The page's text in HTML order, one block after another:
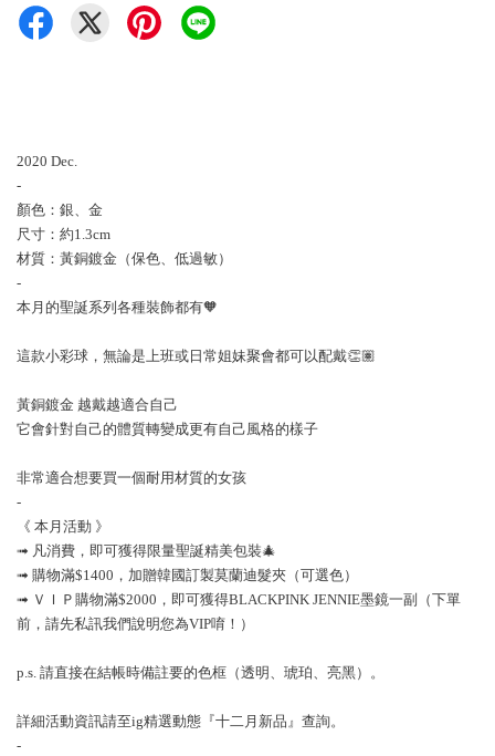
2020 Dec.
-
顏色：銀、金
尺寸：約1.3cm
材質：黃銅鍍金（保色、低過敏）
-
本月的聖誕系列各種裝飾都有🧡
這款小彩球，無論是上班或日常姐妹聚會都可以配戴👏🏽
黃銅鍍金 越戴越適合自己
它會針對自己的體質轉變成更有自己風格的樣子
非常適合想要買一個耐用材質的女孩
-
《 本月活動 》
➟ 凡消費，即可獲得限量聖誕精美包裝🎄
➟ 購物滿$1400，加贈韓國訂製莫蘭迪髮夾（可選色）
➟ ＶＩＰ購物滿$2000，即可獲得BLACKPINK JENNIE墨鏡一副（下單
前，請先私訊我們說明您為VIP唷！）
p.s. 請直接在結帳時備註要的色框（透明、琥珀、亮黑）。
詳細活動資訊請至ig精選動態『十二月新品』查詢。
-